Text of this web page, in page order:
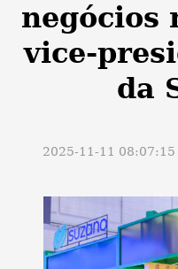
negócios
vice-
da
2025-11-11 08:07:15